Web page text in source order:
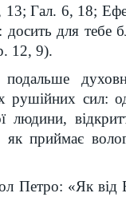
Гал. 6, 18;
для тебе
12, 9).
рушійних сил:
як приймає
Петро: «Як від